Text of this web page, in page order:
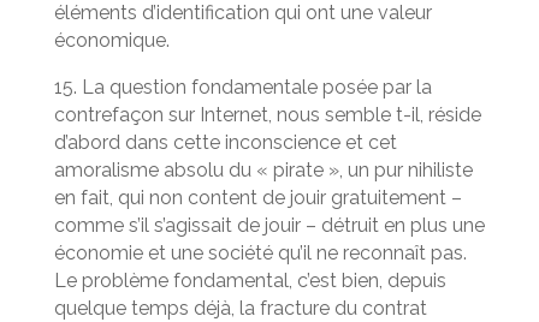
éléments d’identification qui ont une valeur
économique.
15. La question fondamentale posée par la
contrefaçon sur Internet, nous semble t-il, réside
d’abord dans cette inconscience et cet
amoralisme absolu du « pirate », un pur nihiliste
en fait, qui non content de jouir gratuitement –
comme s’il s’agissait de jouir – détruit en plus une
économie et une société qu’il ne reconnaît pas.
Le problème fondamental, c’est bien, depuis
quelque temps déjà, la fracture du contrat